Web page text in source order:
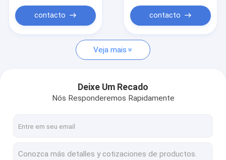
Notícias
Solicite um orçamento
Sistema de alarme esperto do carro
Perseguidor de GPS da motocicleta
contacto contacto
Veja mais
Deixe Um Recado
Nós Responderemos Rapidamente